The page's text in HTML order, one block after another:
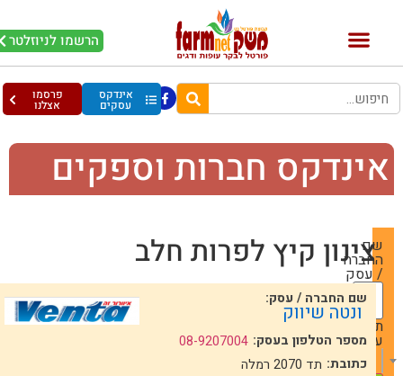
הרשמו לניוזלטר
אינדקס
עסקים
פרסמו
אצלנו
חברות וספקים
שם
החברה
/ עסק
תחום
עיסוק
— Choose One —
צינון קיץ לפרות חלב
שם החברה / עסק:
ונטה שיווק
מספר הטלפון בעסק: 08-9207004
כתובת: תד 2070 רמלה